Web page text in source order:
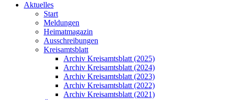
Aktuelles
Start
Meldungen
Heimatmagazin
Ausschreibungen
Kreisamtsblatt
Archiv Kreisamtsblatt (2025)
Archiv Kreisamtsblatt (2024)
Archiv Kreisamtsblatt (2023)
Archiv Kreisamtsblatt (2022)
Archiv Kreisamtsblatt (2021)